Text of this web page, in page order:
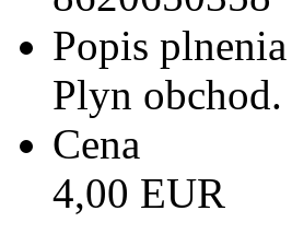
Popis plnenia
Plyn obchod.
Cena
4,00 EUR